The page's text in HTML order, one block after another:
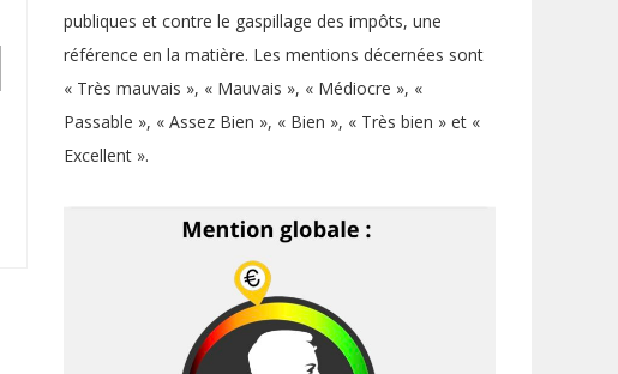
publiques et contre le gaspillage des impôts, une
référence en la matière. Les mentions décernées sont
« Très mauvais », « Mauvais », « Médiocre », «
Passable », « Assez Bien », « Bien », « Très bien » et «
Excellent ».